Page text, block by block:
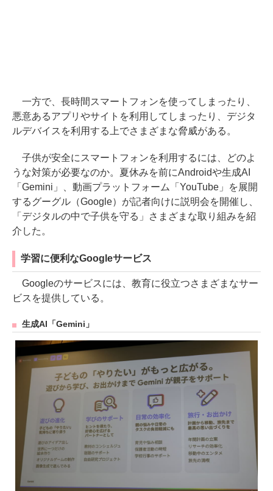
一方で、長時間スマートフォンを使ってしまったり、
悪意あるアプリやサイトを利用してしまったり、デジタ
ルデバイスを利用する上でさまざまな脅威がある。
子供が安全にスマートフォンを利用するには、どのよ
うな対策が必要なのか。夏休みを前にAndroidや生成AI
「Gemini」、動画プラットフォーム「YouTube」を展開
するグーグル（Google）が記者向けに説明会を開催し、
「デジタルの中で子供を守る」さまざまな取り組みを紹
介した。
学習に便利なGoogleサービス
Googleのサービスには、教育に役立つさまざまなサー
ビスを提供している。
生成AI「Gemini」